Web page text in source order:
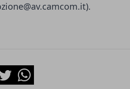
).
Whatsapp